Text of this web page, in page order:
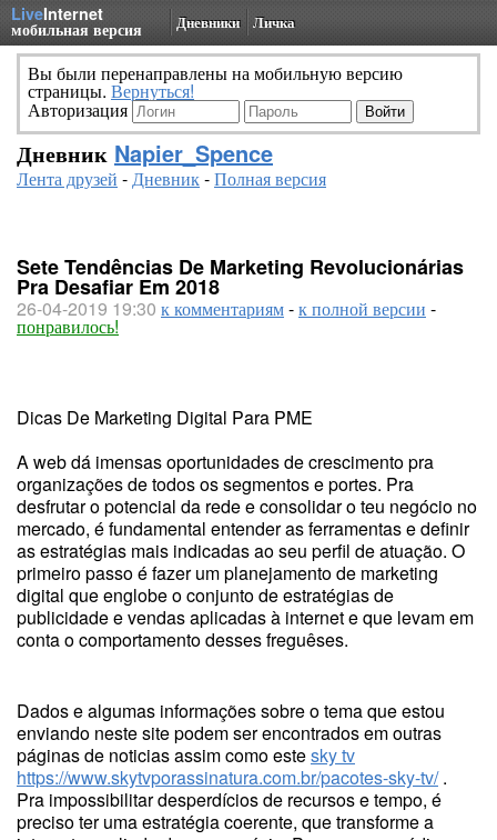
LiveInternet
мобильная версия Дневники Личка
Вы были перенаправлены на мобильную версию
страницы. Вернуться!
Авторизация
Дневник Napier_Spence
Лента друзей -Дневник-Полная версия
Sete Tendências De Marketing Revolucionárias
Pra Desafiar Em 2018
26-04-2019 19:30 к комментариям-к полной версии -
понравилось!
Dicas De Marketing Digital Para PME
A web dá imensas oportunidades de crescimento pra
organizações de todos os segmentos e portes. Pra
desfrutar o potencial da rede e consolidar o teu negócio no
mercado, é fundamental entender as ferramentas e definir
as estratégias mais indicadas ao seu perfil de atuação. O
primeiro passo é fazer um planejamento de marketing
digital que englobe o conjunto de estratégias de
publicidade e vendas aplicadas à internet e que levam em
conta o comportamento desses freguêses.
Dados e algumas informações sobre o tema que estou
enviando neste site podem ser encontrados em outras
páginas de noticias assim como estesky tv
https://www.skytvporassinatura.com.br/pacotes-sky-tv/.
Pra impossibilitar desperdícios de recursos e tempo, é
preciso ter uma estratégia coerente, que transforme a